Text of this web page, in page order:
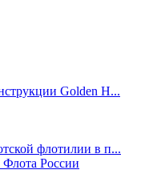
Golden H...
флотилии в п...
России